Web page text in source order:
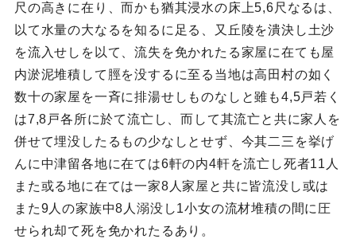
尺の高きに在り、而かも猶其浸水の床上5,6尺なるは、
以て水量の大なるを知るに足る、又丘陵を潰決し土沙
を流入せしを以て、流失を免かれたる家屋に在ても屋
内淤泥堆積して脛を没するに至る当地は高田村の如く
数十の家屋を一斉に排湯せしものなしと雖も4,5戸若く
は7,8戸各所に於て流亡し、而して其流亡と共に家人を
併せて埋没したるもの少なしとせず、今其二三を挙げ
んに中津留各地に在ては6軒の内4軒を流亡し死者11人
また或る地に在ては一家8人家屋と共に皆流没し或は
また9人の家族中8人溺没し1小女の流材堆積の間に圧
せられ却て死を免かれたるあり。